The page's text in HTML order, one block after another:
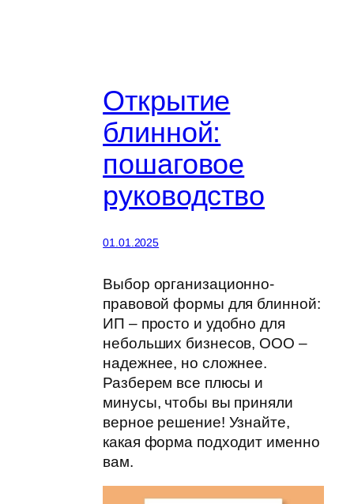
Открытие
блинной:
пошаговое
руководство
01.01.2025
Выбор организационно-
правовой формы для блинной:
ИП – просто и удобно для
небольших бизнесов, ООО –
надежнее, но сложнее.
Разберем все плюсы и
минусы, чтобы вы приняли
верное решение! Узнайте,
какая форма подходит именно
вам.